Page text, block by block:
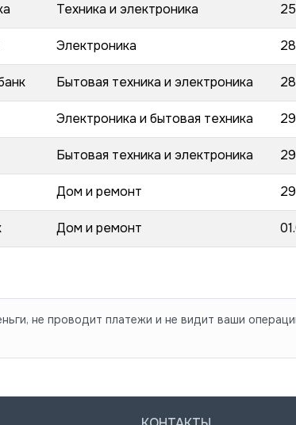
Техника и электроника
Электроника
Бытовая техника и электроника
Электроника и бытовая техника
Бытовая техника и электроника
Дом и ремонт
Дом и ремонт
не проводит платежи и не видит ваши